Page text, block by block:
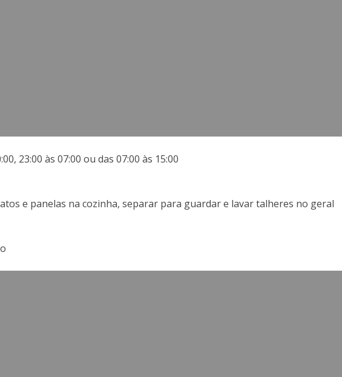
23:00 às 07:00 ou das 07:00 às 15:00
e panelas na cozinha, separar para guardar e lavar talheres no geral